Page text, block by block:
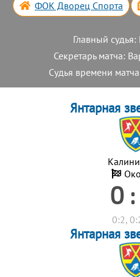
ФОК Дворец Спорта
Главный
Секретарь матча:
Судья времени
Янтарная
0
0:2,
Янтарная